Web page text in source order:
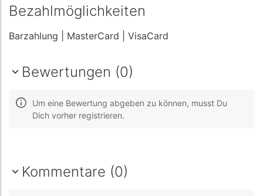
Bezahlmöglichkeiten
Barzahlung | MasterCard | VisaCard
Bewertungen (0)
Um eine Bewertung abgeben zu können, musst Du
Dich vorher registrieren.
Kommentare (0)